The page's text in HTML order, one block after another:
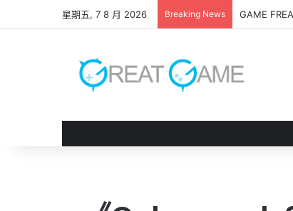
星期五, 7 8 月 2026 Breaking News 《 凱旋仙子